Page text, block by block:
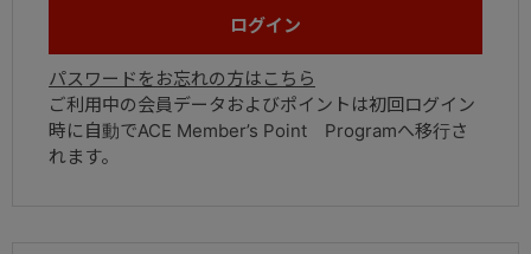
パスワードをお忘れの方はこちら
ご利用中の会員データおよびポイントは初回ログイン
時に自動でACE Member’s Point Programへ移行さ
れます。